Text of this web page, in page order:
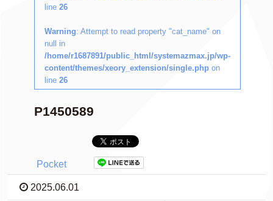
line 26
Warning: Attempt to read property "cat_name" on
null in
/home/r1687891/public_html/systemazmax.jp/wp-
content/themes/xeory_extension/single.php on
line 26
P1450589
Pocket
2025.06.01